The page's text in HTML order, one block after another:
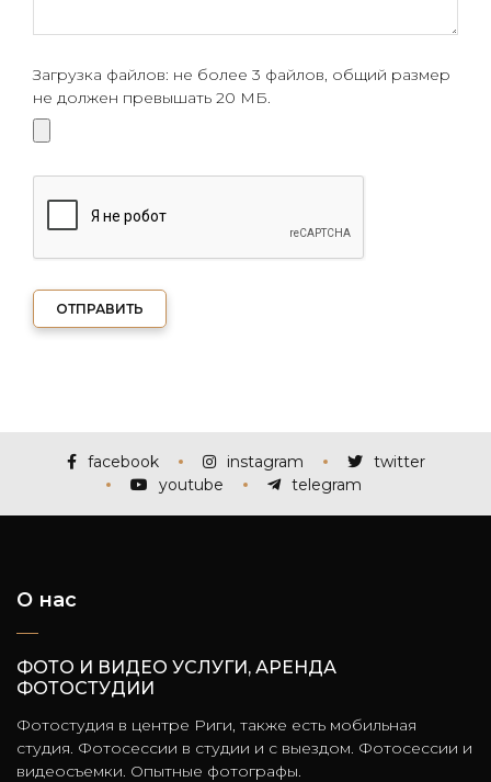
Загрузка файлов: не более 3 файлов, общий размер
не должен превышать 20 МБ.
ОТПРАВИТЬ
facebook instagram
twitter
youtube
telegram
О нас
ФОТО И ВИДЕО УСЛУГИ, АРЕНДА
ФОТОСТУДИИ
Фотостудия в центре Риги, также есть мобильная
студия. Фотосессии в студии и с выездом. Фотосессии и
видеосъемки. Опытные фотографы.